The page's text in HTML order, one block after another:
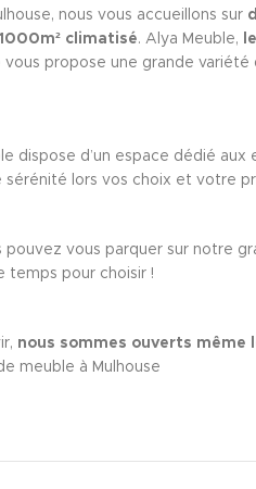
nous vous accueillons sur
climatisé. Alya Meuble,
vous propose une grande
dispose d’un espace dédié
lors vos choix et votre
pouvez vous parquer sur notre
temps pour choisir !
nous sommes ouverts même
meuble à Mulhouse